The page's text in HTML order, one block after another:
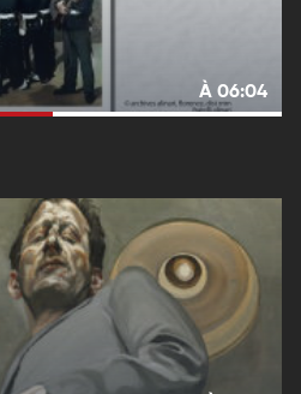
À 06:04